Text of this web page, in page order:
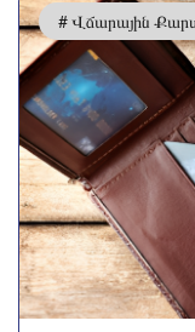
# Վճարային